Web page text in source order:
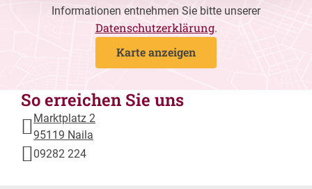
Informationen entnehmen Sie bitte unserer
Datenschutzerklärung.
Karte anzeigen
So erreichen Sie uns
Marktplatz 2
95119 Naila
09282 224